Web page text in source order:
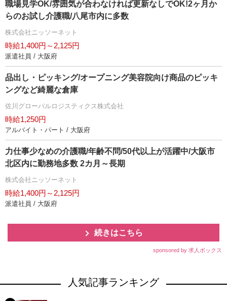
職場見学OK/雰囲気が合わなければ更新なしでOK!2ヶ月か
らのお試し介護職/八尾市内に多数
株式会社ニッソーネット
時給1,400円～2,125円
派遣社員 / 大阪府
品出し・ピッキング/オープニング美容院向け商品のピッキ
ングなど綺麗な倉庫
佐川グローバルロジスティクス株式会社
時給1,250円
アルバイト・パート / 大阪府
力仕事少なめの介護職/年齢不問/50代以上が活躍中/大阪市
北区内に勤務地多数 2カ月～長期
株式会社ニッソーネット
時給1,400円～2,125円
派遣社員 / 大阪府
続きはこちら
sponsored by 求人ボックス
人気記事ランキング